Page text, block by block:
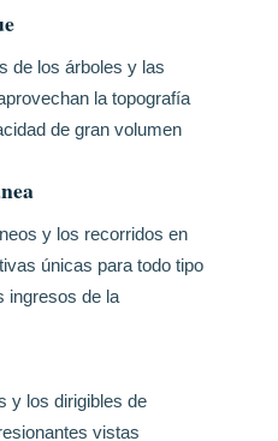
de los árboles y las
la topografía
de gran volumen
y los recorridos en
únicas para todo tipo
ingresos de la
y los dirigibles de
vistas